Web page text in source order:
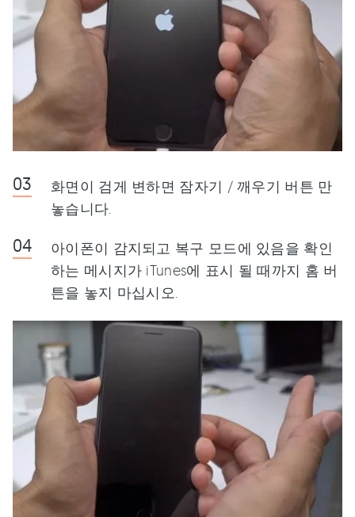
화면이 검게 변하면 잠자기 / 깨우기 버튼 만
놓습니다.
아이폰이 감지되고 복구 모드에 있음을 확인
하는 메시지가 iTunes에 표시 될 때까지 홈 버
튼을 놓지 마십시오.